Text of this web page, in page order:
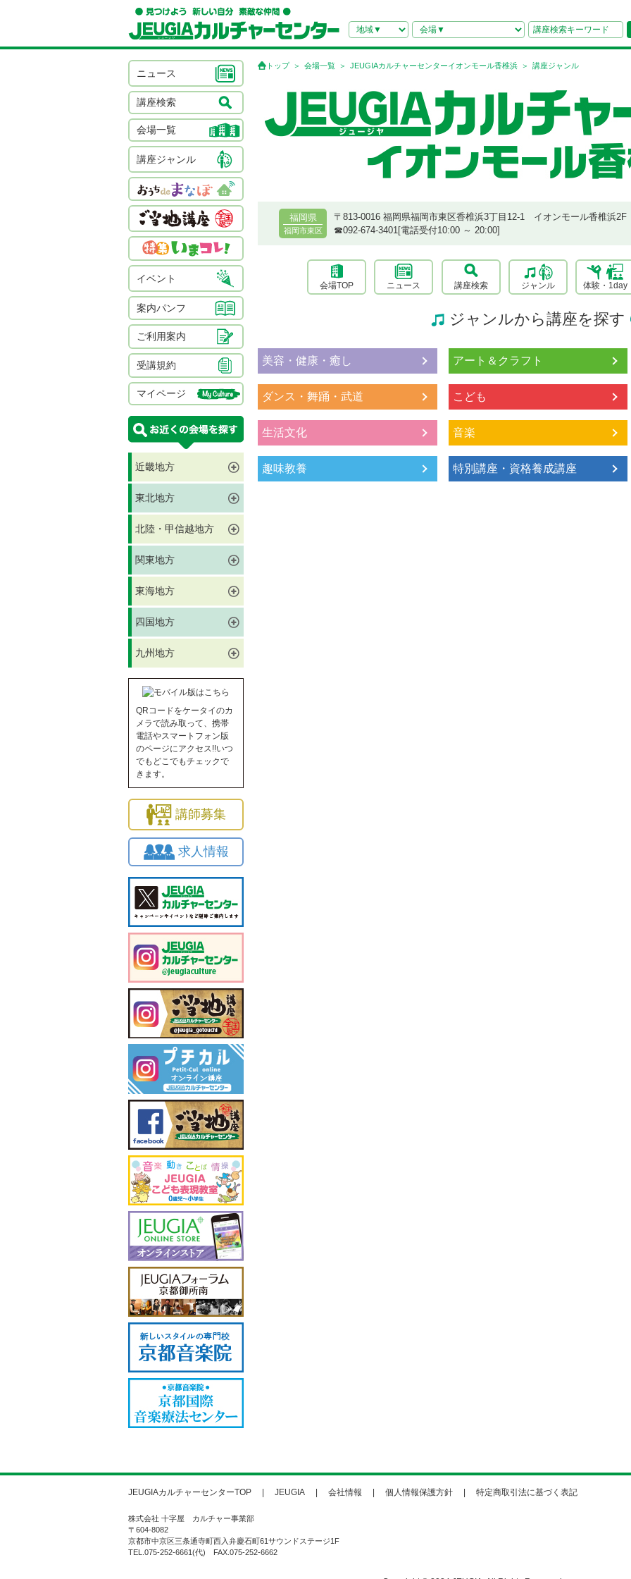
ニュース
講座検索
会場一覧
講座ジャンル
イベント
案内パンフ
ご利用案内
受講規約
マイページ
近畿地方
東北地方
北陸・甲信越地方
関東地方
東海地方
四国地方
九州地方
QRコードをケータイのカ
メラで読み取って、携帯
電話やスマートフォン版
のページにアクセス!!いつ
でもどこでもチェックで
きます。
講師募集
求人情報
トップ 会場一覧 JEUGIAカルチャーセンターイオンモール香椎浜 講座ジャンル
福岡県
福岡市東区
〒813-0016 福岡県福岡市東区香椎浜3丁目12-1 イオンモール香椎浜2F
☎︎092-674-3401[電話受付10:00 ～ 20:00]
会場TOP ニュース 講座検索 ジャンル 体験・1day
ジャンルから講座を探す
美容・健康・癒し
ダンス・舞踊・武道
生活文化
趣味教養
アート＆クラフト
こども
音楽
特別講座・資格養成講座
JEUGIAカルチャーセンターTOP JEUGIA 会社情報 個人情報保護方針 特定商取引法に基づく表記
株式会社 十字屋 カルチャー事業部
〒604-8082
京都市中京区三条通寺町西入弁慶石町61サウンドステージ1F
TEL.075-252-6661(代) FAX.075-252-6662